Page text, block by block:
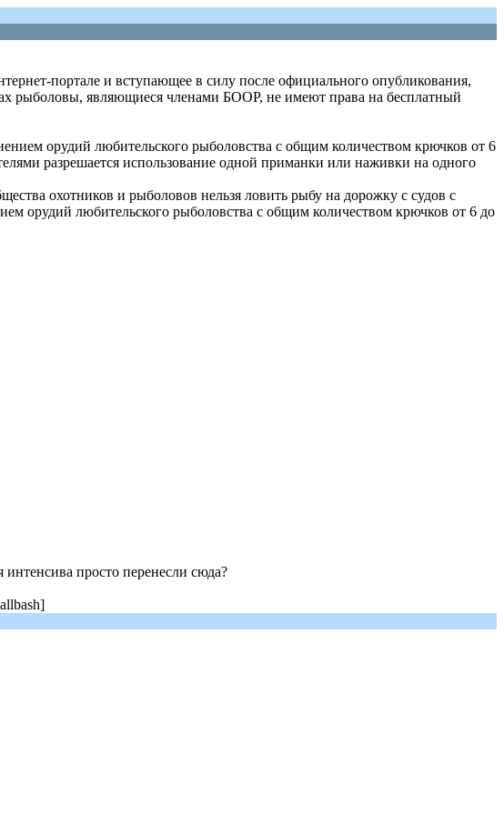
портале и вступающее в силу после официального опубликования,
рыболовы, являющиеся членами БООР, не имеют права на бесплатный
орудий любительского рыболовства с общим количеством крючков от 6
разрешается использование одной приманки или наживки на одного
охотников и рыболовов нельзя ловить рыбу на дорожку с судов с
орудий любительского рыболовства с общим количеством крючков от 6 до
просто перенесли сюда?